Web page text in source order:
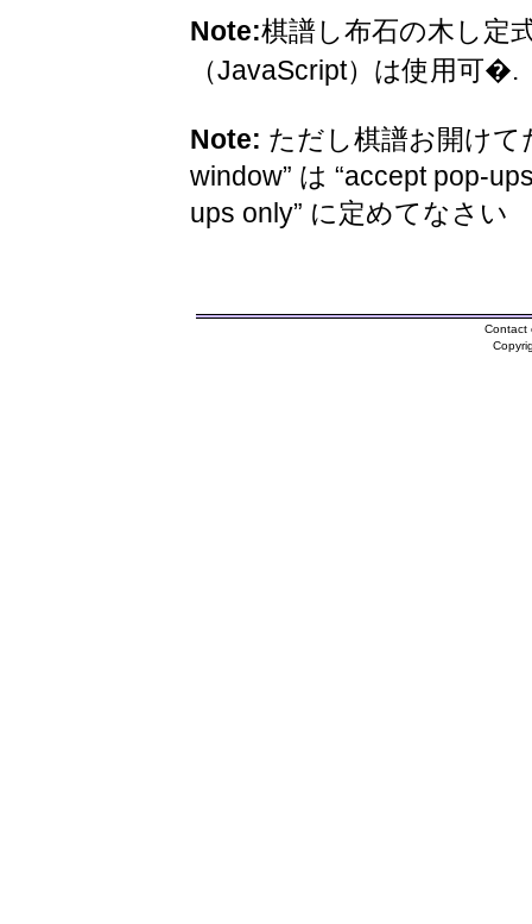
Note:棋譜し布石の木し定
（JavaScript）は使用可�.
Note: ただし棋譜お開けて
window” は “accept pop-
ups only” に定めてなさい
Contact